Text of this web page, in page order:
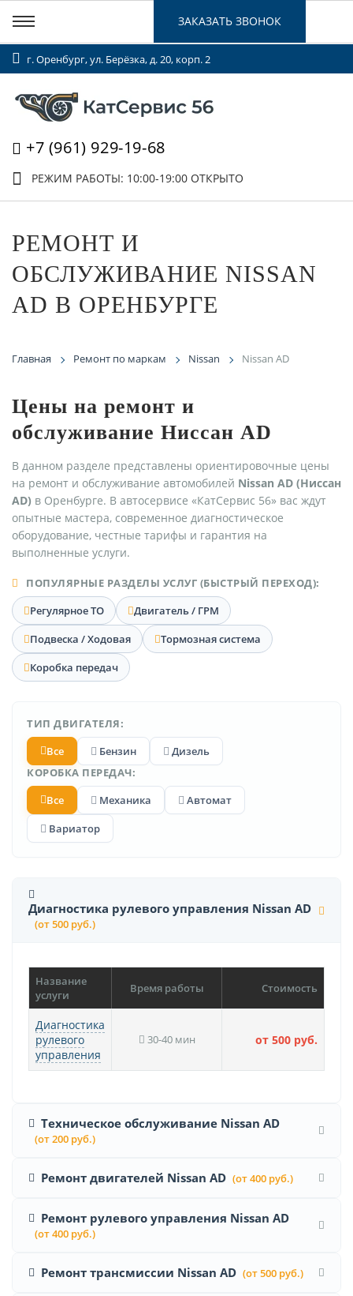
г. Оренбург, ул. Берёзка, д. 20, корп. 2
+7 (961) 929-19-68
РЕЖИМ РАБОТЫ: 10:00-19:00 ОТКРЫТО
ЗАКАЗАТЬ ЗВОНОК
РЕМОНТ И
ОБСЛУЖИВАНИЕ NISSAN
AD В ОРЕНБУРГЕ
Главная Ремонт по маркам Nissan Nissan AD
Цены на ремонт и
обслуживание Ниссан AD
В данном разделе представлены ориентировочные цены
на ремонт и обслуживание автомобилей Nissan AD (Ниссан
AD) в Оренбурге. В автосервисе «КатСервис 56» вас ждут
опытные мастера, современное диагностическое
оборудование, честные тарифы и гарантия на
выполненные услуги.
ПОПУЛЯРНЫЕ РАЗДЕЛЫ УСЛУГ (БЫСТРЫЙ ПЕРЕХОД):
Регулярное ТО
Двигатель / ГРМ
Подвеска / Ходовая
Тормозная система
Коробка передач
ТИП ДВИГАТЕЛЯ:
Все
Бензин
Дизель
КОРОБКА ПЕРЕДАЧ:
Все
Механика
Автомат
Вариатор
Диагностика рулевого управления Nissan AD
(от 500 руб.)
Название
услуги
Время работы Стоимость
Диагностика
рулевого
управления
30-40 мин от 500 руб.
Техническое обслуживание Nissan AD
(от 200 руб.)
Ремонт двигателей Nissan AD (от 400 руб.)
Ремонт рулевого управления Nissan AD
(от 400 руб.)
Ремонт трансмиссии Nissan AD (от 500 руб.)